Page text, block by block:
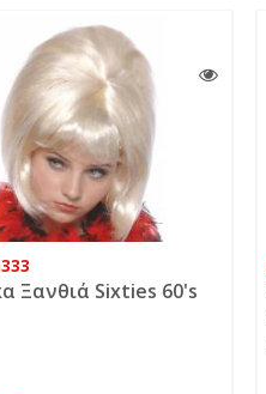
Ξανθιά Sixties 60's